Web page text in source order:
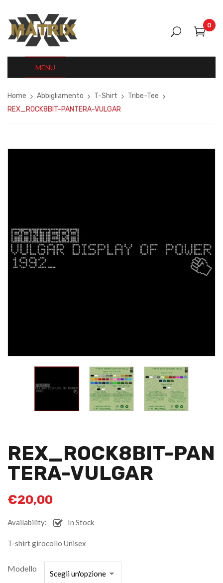
0
MENU
Home Abbigliamento T-Shirt
Tribe-Tee
REX_ROCK8BIT-PANTERA-VULGAR
REX_ROCK8BIT-PAN
TERA-VULGAR
€20,00
Availability: In Stock
T-shirt girocollo Unisex
Modello